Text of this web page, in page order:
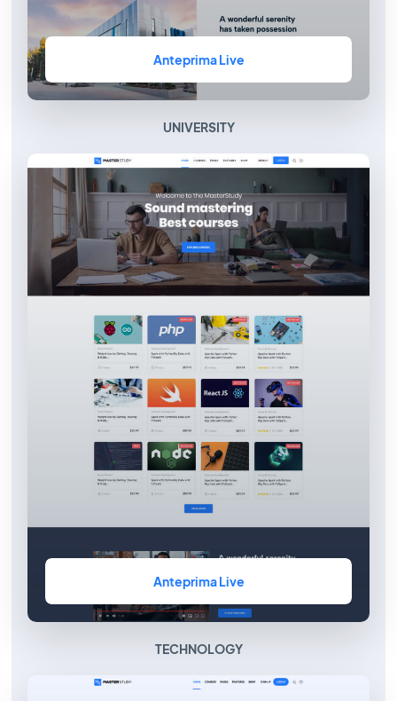
Anteprima Live
UNIVERSITY
Anteprima Live
TECHNOLOGY